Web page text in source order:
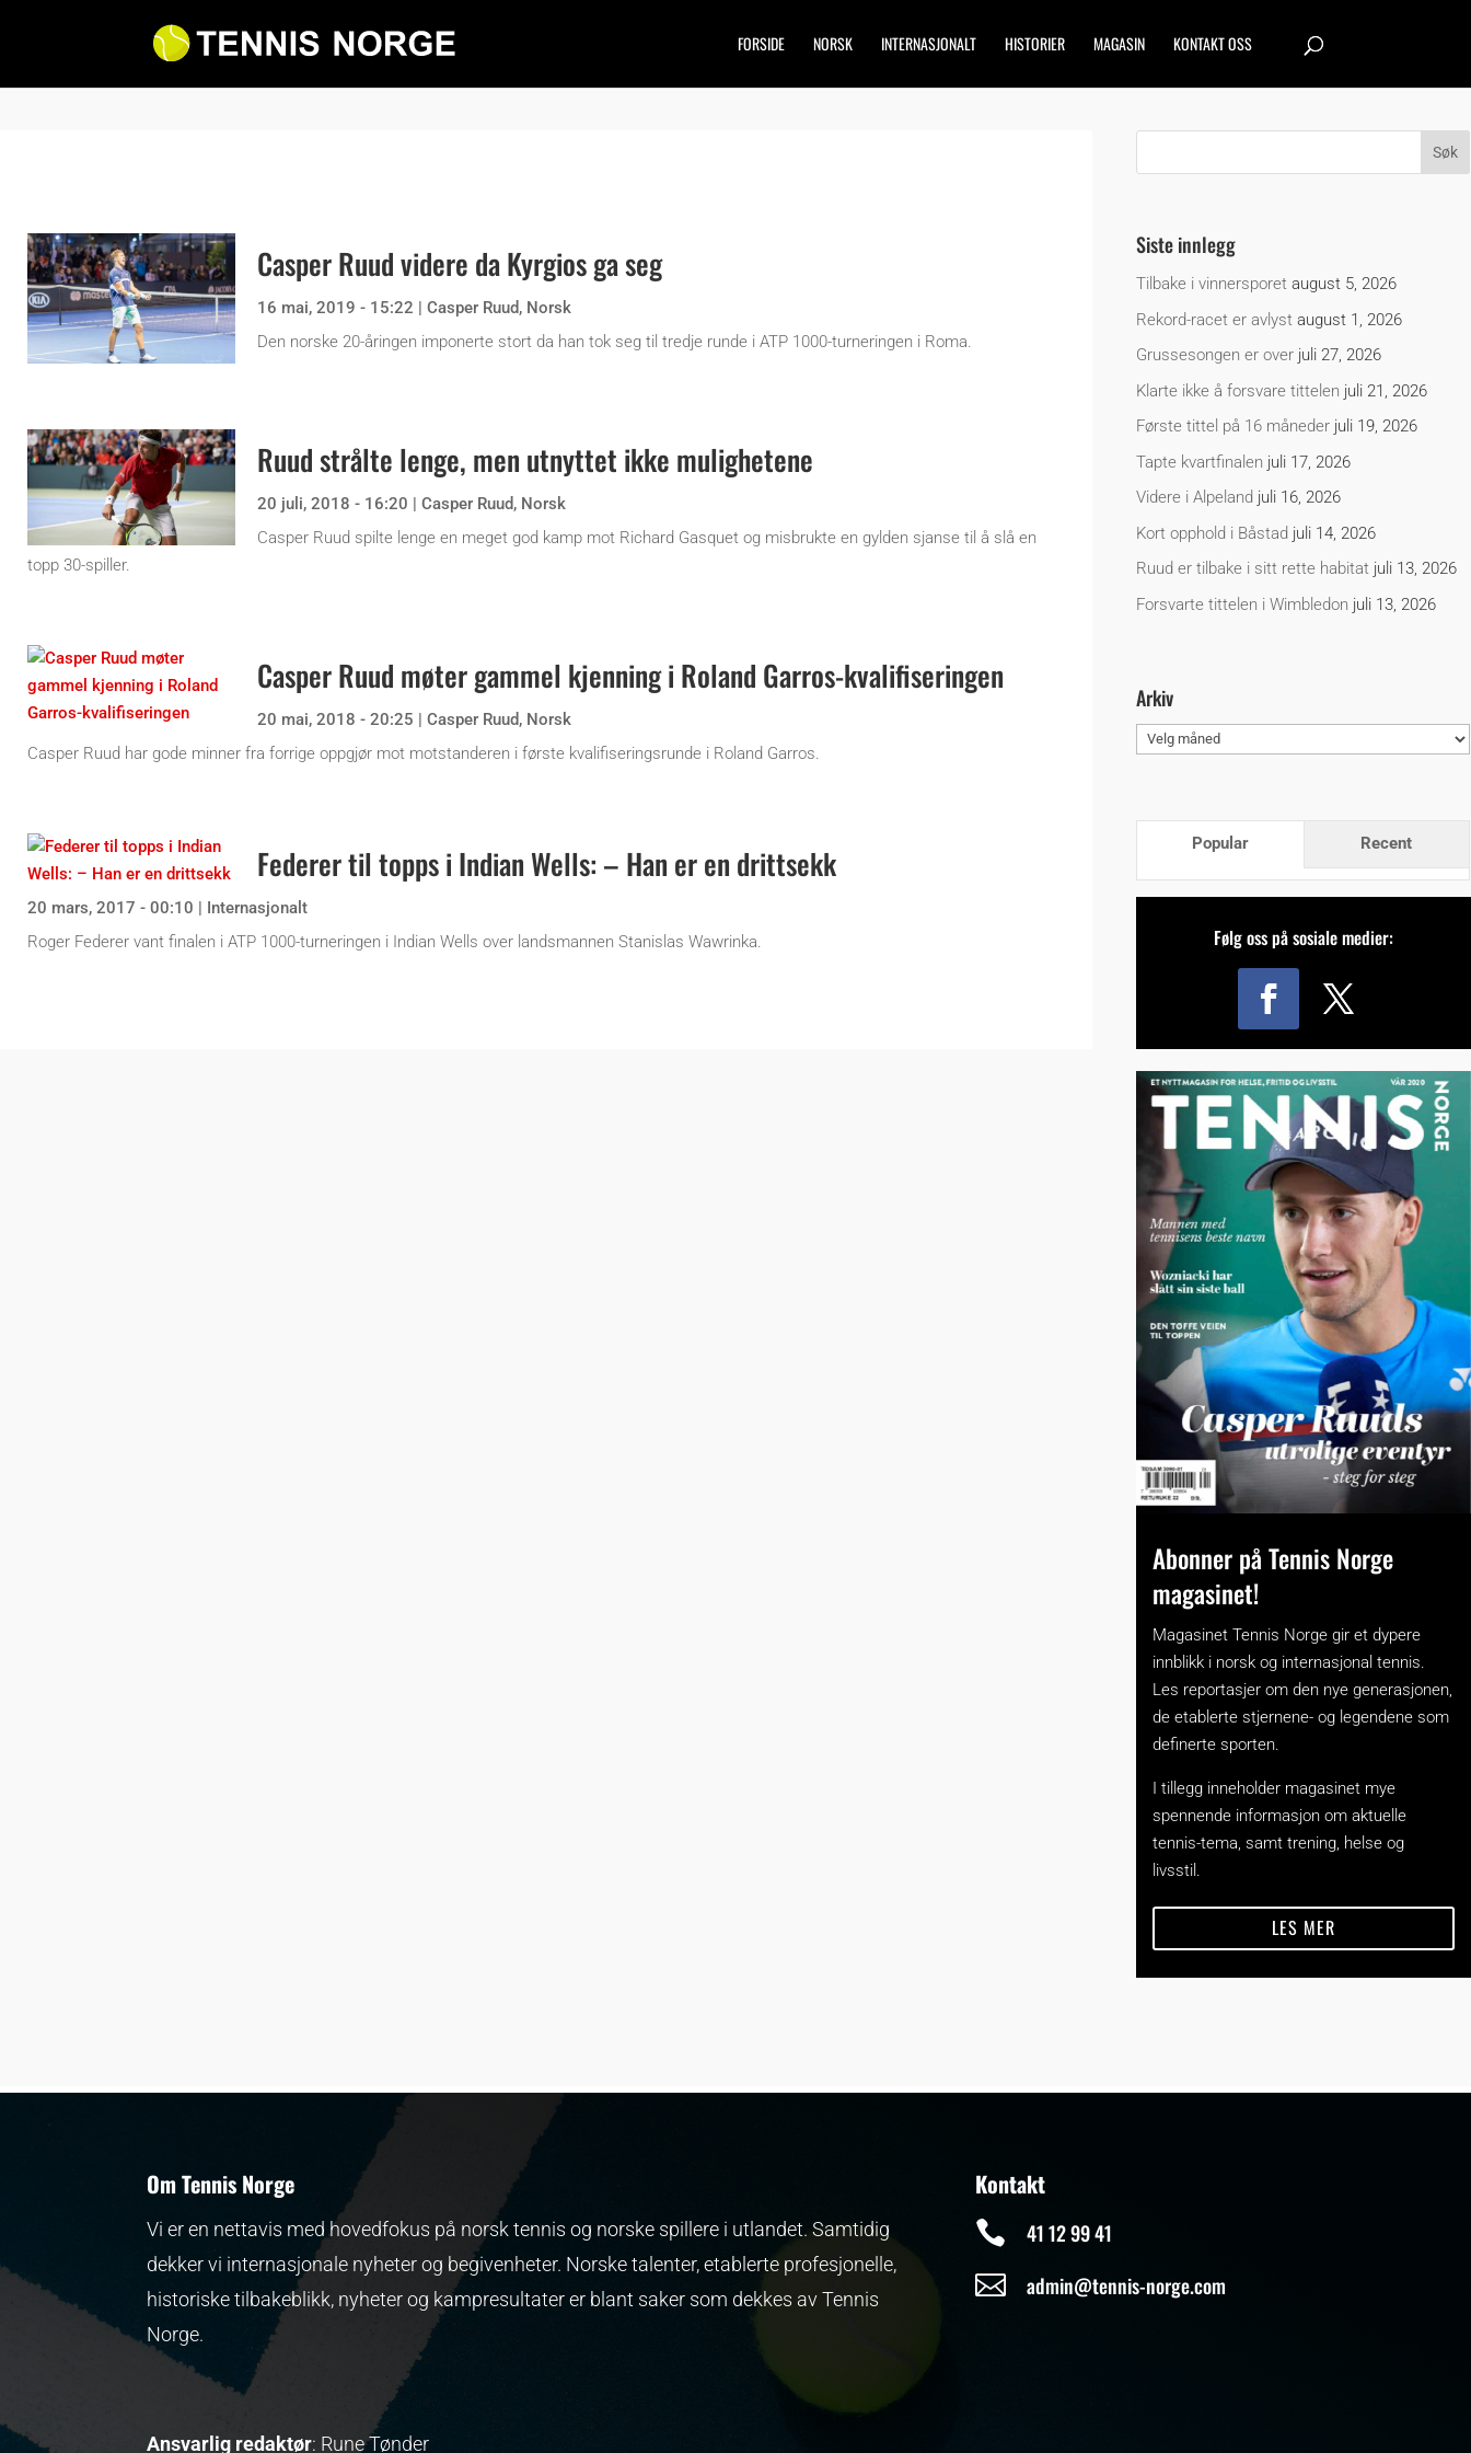
FORSIDE NORSK INTERNASJONALT HISTORIER MAGASIN KONTAKT OSS
Casper Ruud videre da Kyrgios ga seg
16 mai, 2019 - 15:22 Casper Ruud, Norsk
Den norske 20-åringen imponerte stort da han tok seg til tredje runde i ATP 1000-turneringen i Roma.
Ruud strålte lenge, men utnyttet ikke mulighetene
20 juli, 2018 - 16:20 | Casper Ruud, Norsk
Casper Ruud spilte lenge en meget god kamp mot Richard Gasquet og misbrukte en gylden sjanse til å slå en
topp 30-spiller.
Casper Ruud møter gammel kjenning i Roland Garros-kvalifiseringen
20 mai, 2018 - 20:25 | Casper Ruud, Norsk
Casper Ruud har gode minner fra forrige oppgjør mot motstanderen i første kvalifiseringsrunde i Roland Garros.
Federer til topps i Indian Wells: – Han er en drittsekk
20 mars, 2017 - 00:10 | Internasjonalt
Roger Federer vant finalen i ATP 1000-turneringen i Indian Wells over landsmannen Stanislas Wawrinka.
Siste innlegg
Tilbake i vinnersporet august 5, 2026
Rekord-racet er avlyst august 1, 2026
Grussesongen er over juli 27, 2026
Klarte ikke å forsvare tittelen juli 21, 2026
Første tittel på 16 måneder juli 19, 2026
Tapte kvartfinalen juli 17, 2026
Videre i Alpeland juli 16, 2026
Kort opphold i Båstad juli 14, 2026
Ruud er tilbake i sitt rette habitat juli 13, 2026
Forsvarte tittelen i Wimbledon juli 13, 2026
Arkiv
Arkiv
Popular Recent
Følg oss på sosiale medier:
Abonner på Tennis Norge
magasinet!
Magasinet Tennis Norge gir et dypere
innblikk i norsk og internasjonal tennis.
Les reportasjer om den nye generasjonen,
de etablerte stjernene- og legendene som
definerte sporten.
I tillegg inneholder magasinet mye
spennende informasjon om aktuelle
tennis-tema, samt trening, helse og
livsstil.
LES MER
Om Tennis Norge
Vi er en nettavis med hovedfokus på norsk tennis og norske spillere i utlandet. Samtidig
dekker vi internasjonale nyheter og begivenheter. Norske talenter, etablerte profesjonelle,
historiske tilbakeblikk, nyheter og kampresultater er blant saker som dekkes av Tennis
Norge.
Ansvarlig redaktør: Rune Tønder
Kontakt
 41 12 99 41
 admin@tennis-norge.com